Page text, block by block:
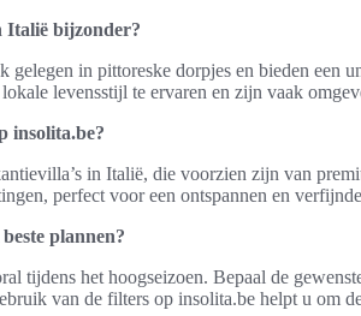
Italië bijzonder?
in pittoreske dorpjes en bieden een
levensstijl te ervaren en zijn vaak
insolita.be?
in Italië, die voorzien zijn van
perfect voor een ontspannen en
plannen?
tijdens het hoogseizoen. Bepaal de
van de filters op insolita.be helpt u om